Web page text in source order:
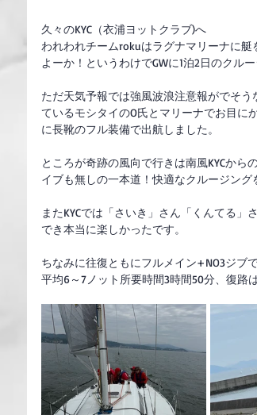
久々のKYC（衣浦ヨットクラブ)へ
われわれチームrokuはラグナマリーナに艇
よーか！というわけでGWに1泊2日のクル
ただ天気予報では強風波浪注意報がでそ
ているモシタイのO氏とマリーナでお目に
に長靴のフル装備で出航しました。
ところが奇跡の風向で行きは南風KYCか
イブも無しの一本道！快適なクルージング
またKYCでは「さいき」さん「くんてる
でき本当に楽しかったです。
ちなみに往復ともにフルメイン+NO3ジブ
平均6～7ノット所要時間3時間50分、復路